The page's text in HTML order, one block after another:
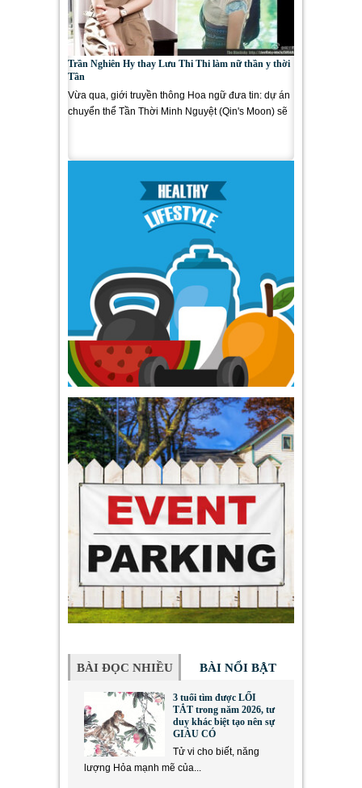
Trần Nghiên Hy thay Lưu Thi Thi làm nữ thần y thời
Tần
Vừa qua, giới truyền thông Hoa ngữ đưa tin: dự án
chuyển thể Tần Thời Minh Nguyệt (Qin's Moon) sẽ
BÀI ĐỌC NHIỀU BÀI NỔI BẬT
3 tuổi tìm được LỐI
TẮT trong năm 2026, tư
duy khác biệt tạo nên sự
GIÀU CÓ
Tử vi cho biết, năng
lượng Hỏa mạnh mẽ của...